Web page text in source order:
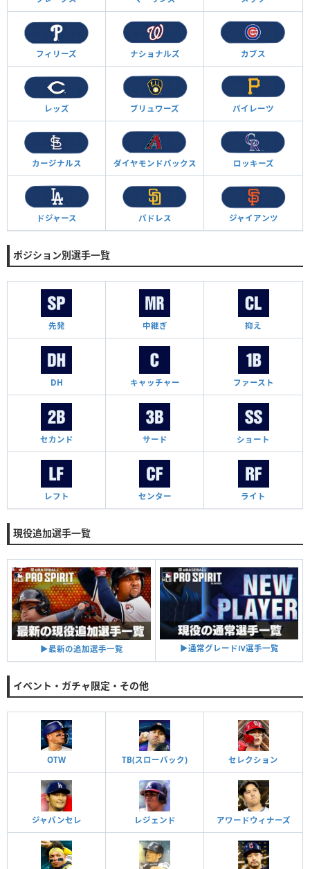
フィリーズ ナショナルズ カブス
レッズ ブリュワーズ パイレーツ
カージナルス ダイヤモンドバックス ロッキーズ
ドジャース パドレス ジャイアンツ
ポジション別選手一覧
先発 中継ぎ 抑え
DH キャッチャー ファースト
セカンド サード ショート
レフト センター ライト
現役追加選手一覧
▶︎最新の追加選手一覧 ▶︎通常グレードⅣ選手一覧
イベント・ガチャ限定・その他
OTW TB(スローバック) セレクション
ジャパンセレ レジェンド アワードウィナーズ